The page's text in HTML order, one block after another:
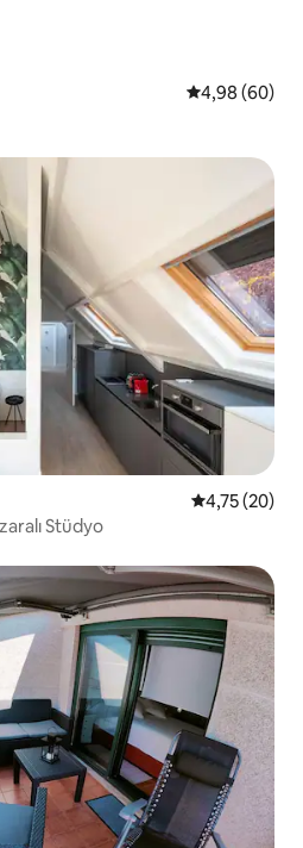
5 üzerinden
4,98 (60)
5 üzerinden
4,75 (20)
Stüdyo
beğenilenler arasında